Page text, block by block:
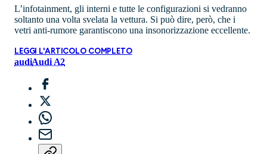
L’infotainment, gli interni e tutte le configurazioni si vedranno
soltanto una volta svelata la vettura. Si può dire, però, che i
vetri anti-rumore garantiscono una insonorizzazione eccellente.
LEGGI L'ARTICOLO COMPLETO
audiAudi A2